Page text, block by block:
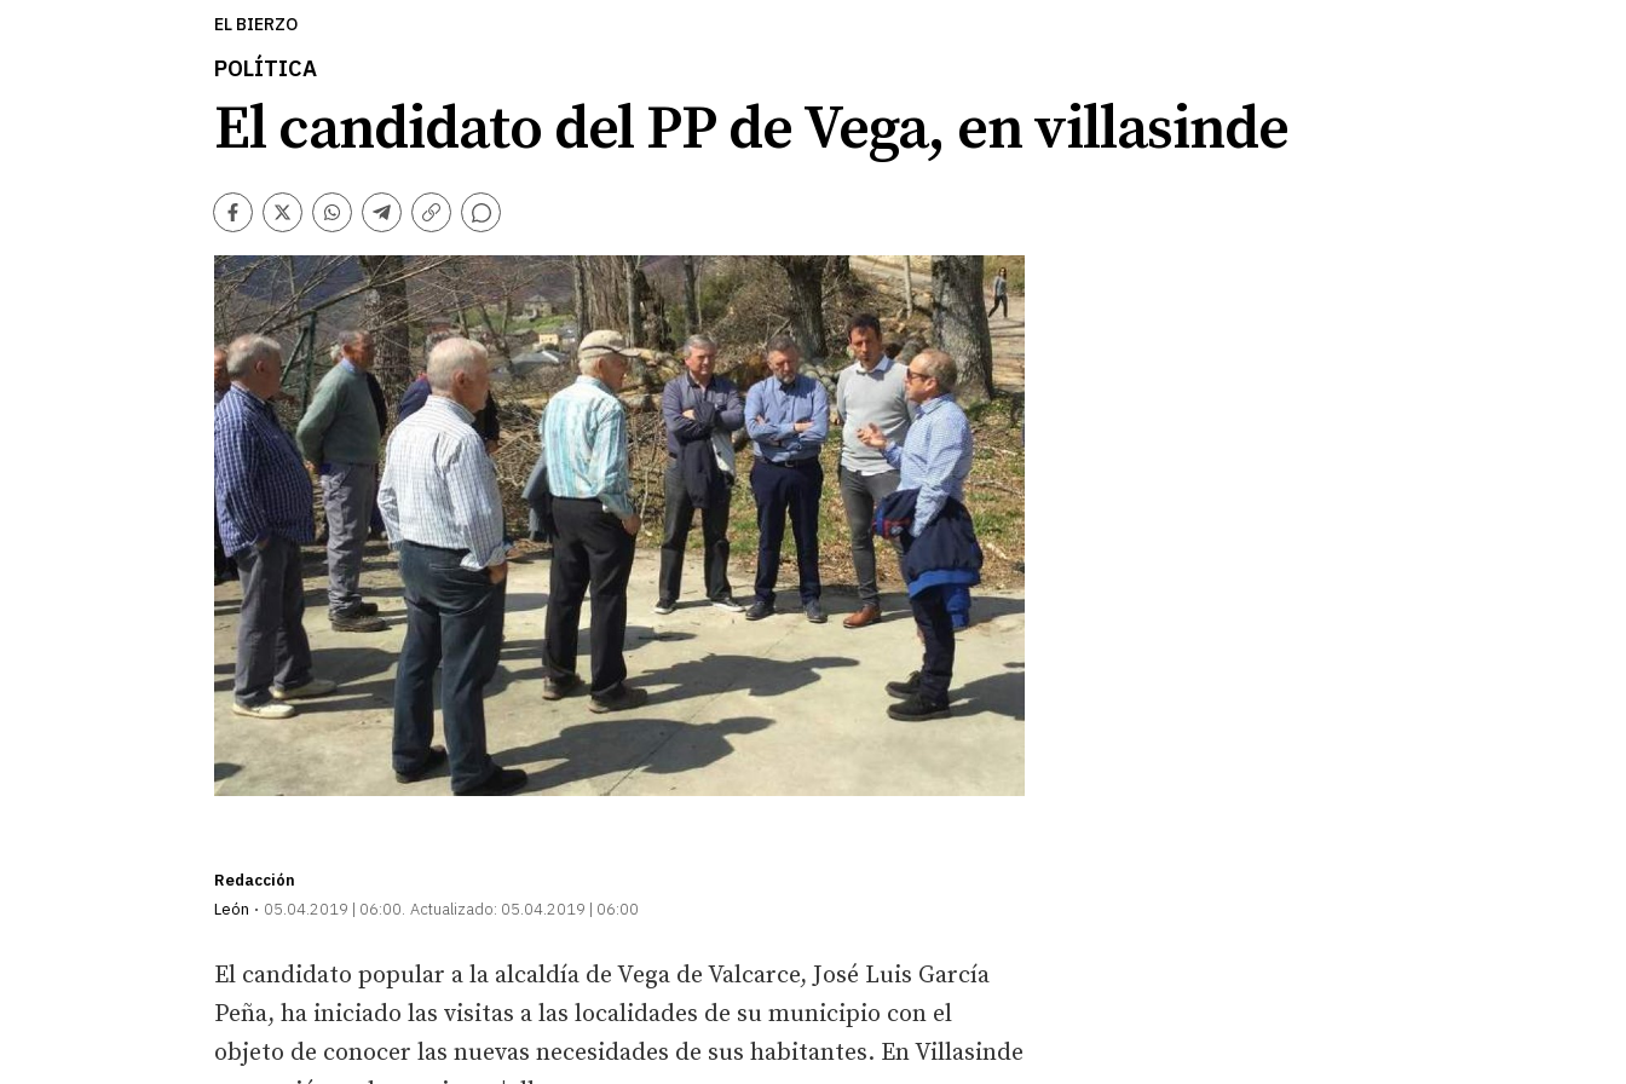
EL BIERZO
POLÍTICA
El candidato del PP de Vega, en villasinde
Facebook
TwitterWhatsapp
Telegram
Copiar
enlace
Comentarios
Redacción
León
05.04.2019 | 06:00 Actualizado: 05.04.2019 | 06:00
El candidato popular a la alcaldía de Vega de Valcarce, José Luis García
Peña, ha iniciado las visitas a las localidades de su municipio con el
objeto de conocer las nuevas necesidades de sus habitantes. En Villasinde